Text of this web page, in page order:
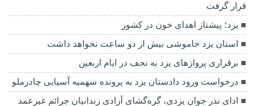
قرار گرفت
یزد؛ پیشتاز اهدای خون در کشور
استان یزد خاموشی بیش از دو ساعت نخواهد داشت
برقراری پرواز‌های یزد به نجف در ایام اربعین
درخواست ورود دادستان یزد به پرونده سهمیه آسیایی چادرملو
ادای نذر جوان یزدی، گره‌گشای آزادی زندانیان جرائم غیرعمد